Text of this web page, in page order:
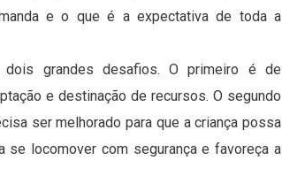
e o que é a expectativa de toda a
dois grandes desafios. O primeiro é de
e destinação de recursos. O segundo
ser melhorado para que a criança possa
locomover com segurança e favoreça a